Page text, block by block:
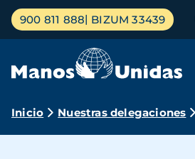
Pasar
contenido
Menú
principal
900 811 888 BIZUM 33439
Ruta
Inicio Nuestras delegaciones